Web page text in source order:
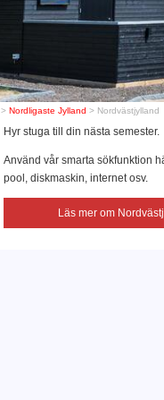
> Nordligaste Jylland > Nordvästjylland
Hyr stuga till din nästa semester.
Använd vår smarta sökfunktion
pool, diskmaskin, internet osv.
Läs mer om